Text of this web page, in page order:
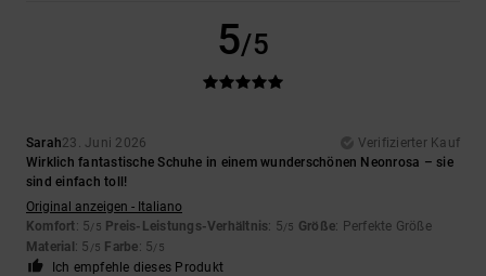
5/5
Sarah23. Juni 2026
Verifizierter Kauf
Wirklich fantastische Schuhe in einem wunderschönen Neonrosa – sie
sind einfach toll!
Original anzeigen - Italiano
Komfort: 5/5 Preis-Leistungs-Verhältnis: 5/5 Größe: Perfekte Größe
Material: 5 /5 Farbe: 5/5
Ich empfehle dieses Produkt